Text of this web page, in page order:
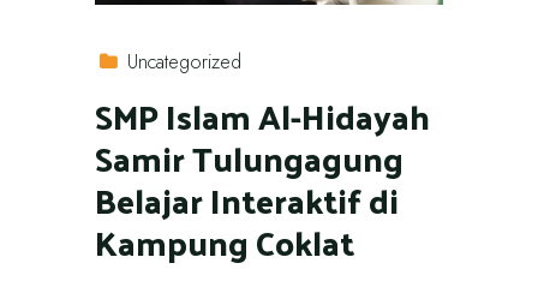
Uncategorized
SMP Islam Al-Hidayah
Samir Tulungagung
Belajar Interaktif di
Kampung Coklat